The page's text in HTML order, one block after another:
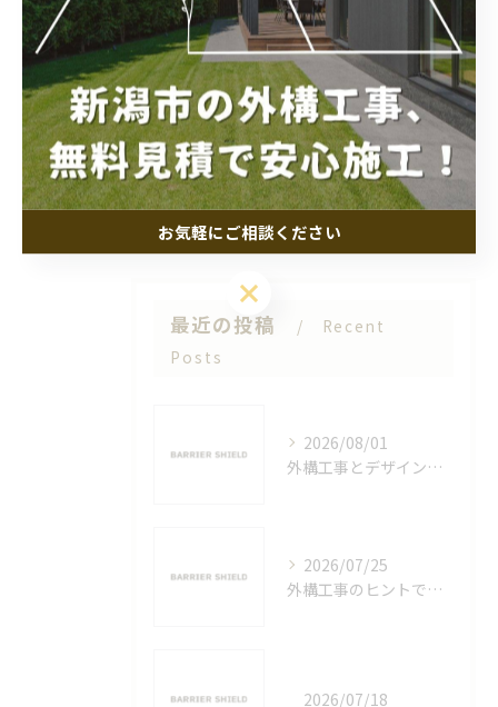
外構工事で階段を設ける際の新潟県新潟
市五泉市で失敗しないポイントと費用相
場
2025/09/13
1 2 3 4 5 6
最近の投稿
Recent
Posts
2026/08/01
外構工事とデザインを新潟県新潟市佐渡市で選ぶ際の失敗しないポイント解説
2026/07/25
外構工事のヒントで理想のおしゃれと機能性を両立する実践ガイド
2026/07/18
お気軽にご相談ください
お気軽にご相談ください